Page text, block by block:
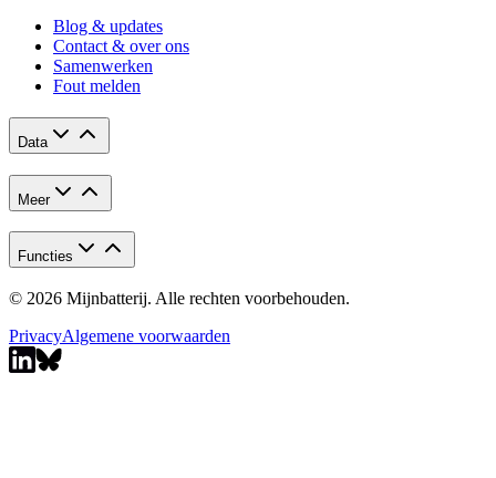
Blog & updates
Contact & over ons
Samenwerken
Fout melden
Data
Meer
Functies
© 2026 Mijnbatterij. Alle rechten voorbehouden.
PrivacyAlgemene voorwaarden